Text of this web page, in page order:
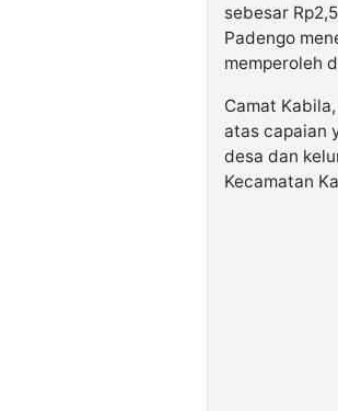
sebesar
Padengo
memperoleh
Camat
atas capaian
desa dan
Kecamatan